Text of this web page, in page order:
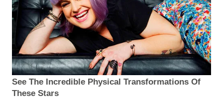
See The Incredible Physical Transformations Of
These Stars